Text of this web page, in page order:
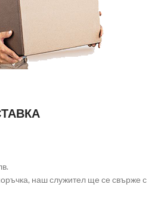
наш служител ще се свърже с